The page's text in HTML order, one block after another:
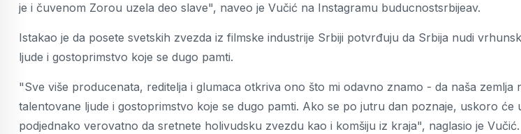
je i čuvenom Zorou uzela deo slave", naveo je Vučić na Instagramu buducnostsrbijeav.
Istakao je da posete svetskih zvezda iz filmske industrije Srbiji potvrđuju da Srbija nudi
ljude i gostoprimstvo koje se dugo pamti.
"Sve više producenata, reditelja i glumaca otkriva ono što mi odavno znamo - da naša zemlja
talentovane ljude i gostoprimstvo koje se dugo pamti. Ako se po jutru dan poznaje, uskoro će
podjednako verovatno da sretnete holivudsku zvezdu kao i komšiju iz kraja", naglasio je Vučić.